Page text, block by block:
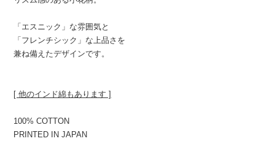
「エスニック」な雰囲気と
「フレンチシック」な上品さを
兼ね備えたデザインです。
[ 他のインド綿もあります ]
100% COTTON
PRINTED IN JAPAN